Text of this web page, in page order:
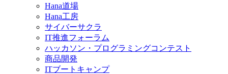
Hana道場
Hana工房
サイバーサクラ
IT推進フォーラム
ハッカソン・プログラミングコンテスト
商品開発
ITブートキャンプ